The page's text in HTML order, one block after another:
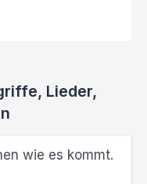
Lieder,
wie es kommt.